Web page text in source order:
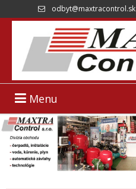
odbyt@maxtracontrol.sk
Menu